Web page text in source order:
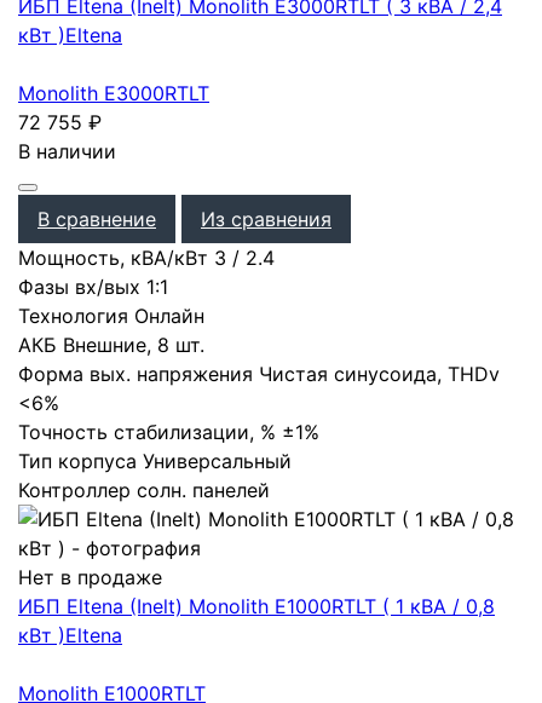
ИБП Eltena (Inelt) Monolith E3000RTLT ( 3 кВА / 2,4
кВт )Eltena
Monolith E3000RTLT
72 755 ₽
В наличии
В сравнение
Из сравнения
Мощность, кВА/кВт 3 / 2.4
Фазы вх/вых 1:1
Технология Онлайн
АКБ Внешние, 8 шт.
Форма вых. напряжения Чистая синусоида, THDv
<6%
Точность стабилизации, % ±1%
Тип корпуса Универсальный
Контроллер солн. панелей
Нет в продаже
ИБП Eltena (Inelt) Monolith E1000RTLT ( 1 кВА / 0,8
кВт )Eltena
Monolith E1000RTLT